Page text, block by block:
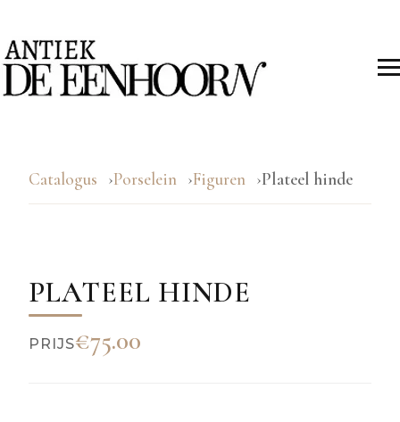
Catalogus Porselein Figuren Plateel hinde
PLATEEL HINDE
PRIJS€75.00